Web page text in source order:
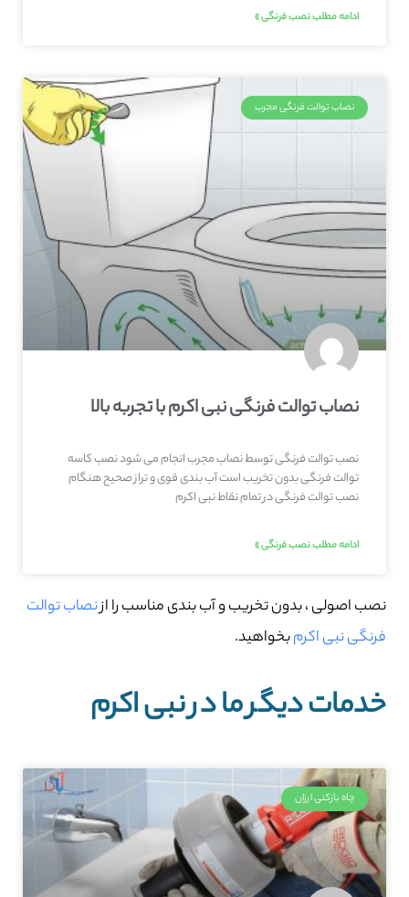
ادامه مطلب نصب فرنگی »
نصاب توالت فرنگی مجرب
نصاب توالت فرنگی نبی اکرم با تجربه بالا
نصب توالت فرنگی توسط نصاب مجرب انجام می شود نصب کاسه
توالت فرنگی بدون تخریب است آب بندی قوی و تراز صحیح هنگام
نصب توالت فرنگی در تمام نقاط نبی اکرم
ادامه مطلب نصب فرنگی »
نصب اصولی ، بدون تخریب و آب بندی مناسب را ازنصاب توالت
فرنگی نبی اکرمبخواهید.
خدمات دیگر ما در نبی اکرم
چاه بازکنی ارزان